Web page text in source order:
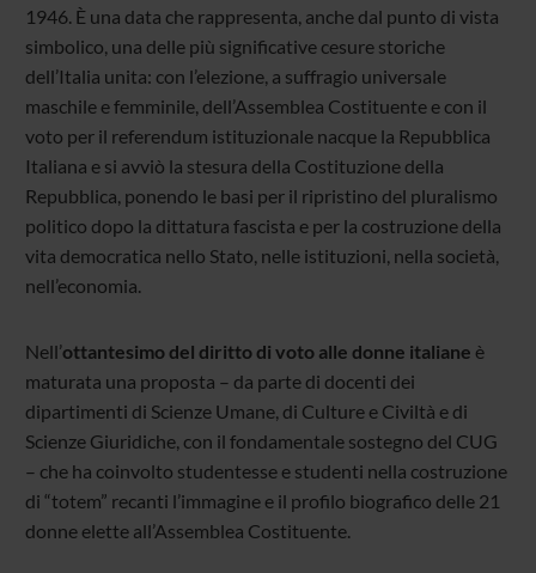
1946. È una data che rappresenta, anche dal punto di vista
simbolico, una delle più significative cesure storiche
dell’Italia unita: con l’elezione, a suffragio universale
maschile e femminile, dell’Assemblea Costituente e con il
voto per il referendum istituzionale nacque la Repubblica
Italiana e si avviò la stesura della Costituzione della
Repubblica, ponendo le basi per il ripristino del pluralismo
politico dopo la dittatura fascista e per la costruzione della
vita democratica nello Stato, nelle istituzioni, nella società,
nell’economia.
Nell’ottantesimo del diritto di voto alle donne italiane è
maturata una proposta – da parte di docenti dei
dipartimenti di Scienze Umane, di Culture e Civiltà e di
Scienze Giuridiche, con il fondamentale sostegno del CUG
– che ha coinvolto studentesse e studenti nella costruzione
di “totem” recanti l’immagine e il profilo biografico delle 21
donne elette all’Assemblea Costituente.